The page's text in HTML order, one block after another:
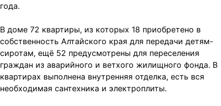
года.
В доме 72 квартиры, из которых 18 приобретено в
собственность Алтайского края для передачи детям-
сиротам, ещё 52 предусмотрены для переселения
граждан из аварийного и ветхого жилищного фонда. В
квартирах выполнена внутренняя отделка, есть вся
необходимая сантехника и электроплиты.